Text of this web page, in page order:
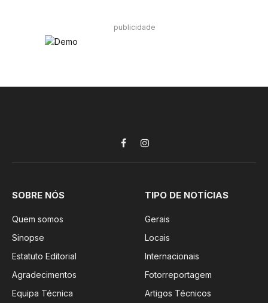
publicidade
FacebookInstagram
SOBRE NÓS
Quem somos
Sinopse
Estatuto Editorial
Agradecimentos
Equipa Técnica
TIPO DE NOTÍCIAS
Gerais
Locais
Internacionais
Fotorreportagem
Artigos Técnicos